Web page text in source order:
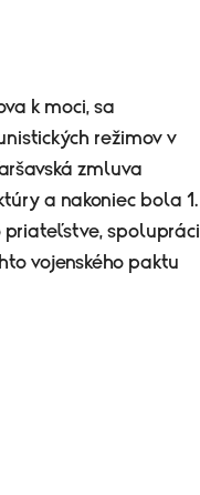
k moci, sa
režimov v
zmluva
a nakoniec bola 1.
priateľstve, spolupráci
vojenského paktu